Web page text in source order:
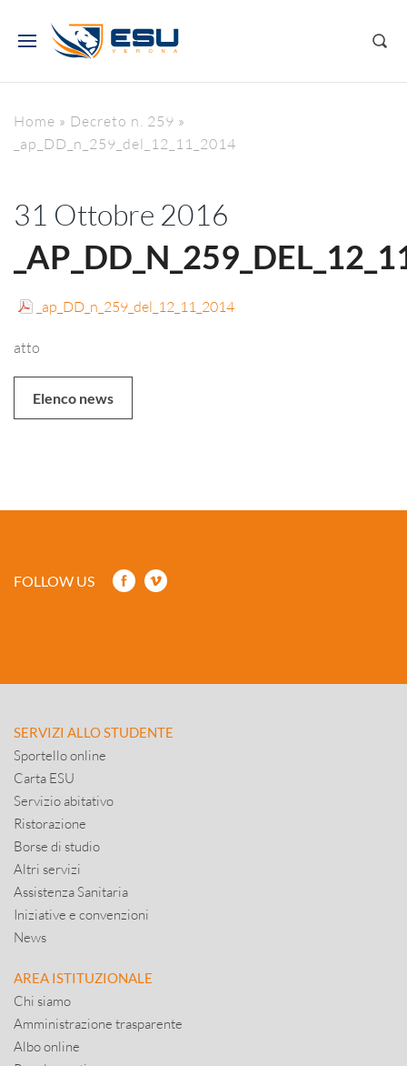
Home » Decreto n. 259 »
_ap_DD_n_259_del_12_11_2014
31 Ottobre 2016
_ap_DD_n_259_del_12_11_2014
atto
Elenco news
FOLLOW US
SERVIZI ALLO STUDENTE
Sportello online
Carta ESU
Servizio abitativo
Ristorazione
Borse di studio
Altri servizi
Assistenza Sanitaria
Iniziative e convenzioni
News
AREA ISTITUZIONALE
Chi siamo
Amministrazione trasparente
Albo online